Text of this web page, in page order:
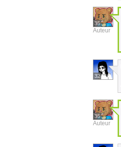
35
Auteur
32
35
Auteur